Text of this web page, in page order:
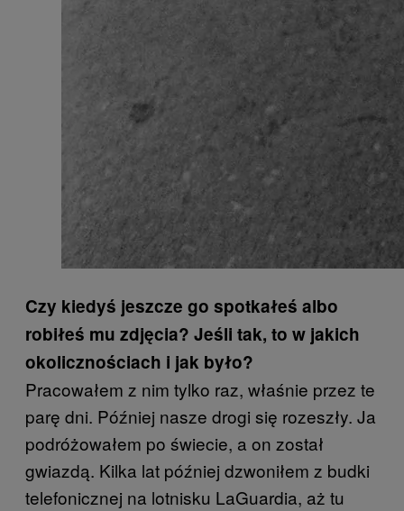
Czy kiedyś jeszcze go spotkałeś albo
robiłeś mu zdjęcia? Jeśli tak, to w jakich
okolicznościach i jak było?
Pracowałem z nim tylko raz, właśnie przez te
parę dni. Później nasze drogi się rozeszły. Ja
podróżowałem po świecie, a on został
gwiazdą. Kilka lat później dzwoniłem z budki
telefonicznej na lotnisku LaGuardia, aż tu